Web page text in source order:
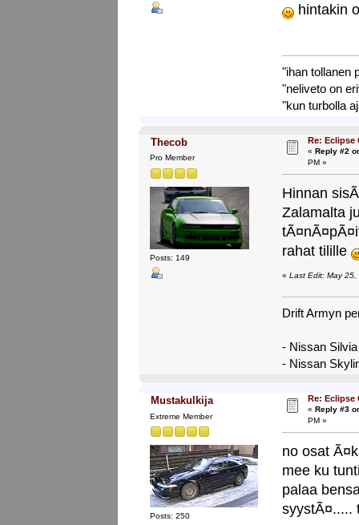
hintakin
"ihan tollanen
"neliveto on
"kun turbolla
Thecob
Pro Member
Posts: 149
Re: Eclipse
« Reply #2
PM »
Hinnan
Zalamalta
rahat tilille
«Last Edit: May
Drift Armyn
- Nissan
- Nissan
Mustakulkija
Extreme Member
Posts: 250
Re: Eclipse
« Reply #3
PM »
no osat
mee ku
palaa
syystÃ¤.....